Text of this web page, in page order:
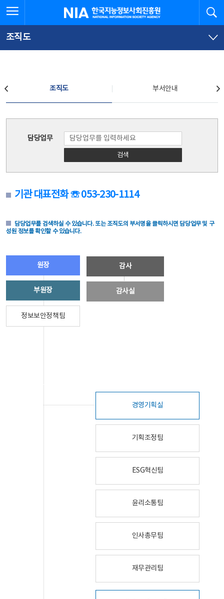
문
로
가
체
뉴
바
가
한국지능정보사회진흥원
조직도
조직도 부서안내
담당업무
검색
기관 대표전화 ☏ 053-230-1114
담당업무를 검색하실 수 있습니다. 또는 조직도의 부서명을 클릭하시면 담당업무 및 구
성원 정보를 확인할 수 있습니다.
원장
부원장
정보보안정책팀
감사
감사실
경영기획실
기획조정팀
ESG혁신팀
윤리소통팀
인사총무팀
재무관리팀